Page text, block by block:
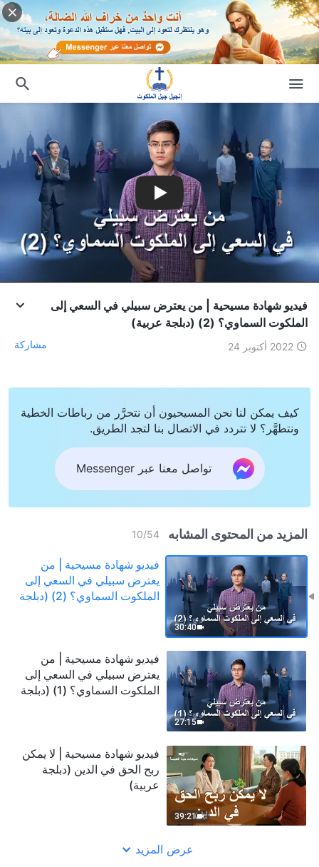
فيديو شهادة مسيحية | من يعترض سبيلي في السعي إلى
الملكوت السماوي؟ (2) (دبلجة عربية)
2022 أكتوبر 24 مشاركة
كيف يمكن لنا نحن المسيحيون أن نتحرَّر من رباطات الخطية
ونتطهَّر؟ لا تتردد في الاتصال بنا لتجد الطريق.
تواصل معنا عبر Messenger
المزيد من المحتوى المشابه 10/54
30:40
فيديو شهادة مسيحية | من
يعترض سبيلي في السعي إلى
الملكوت السماوي؟ (2) (دبلجة
27:15
فيديو شهادة مسيحية | من
يعترض سبيلي في السعي إلى
الملكوت السماوي؟ (1) (دبلجة
39:21
فيديو شهادة مسيحية | لا يمكن
ربح الحق في الدين (دبلجة
عربية)
عرض المزيد